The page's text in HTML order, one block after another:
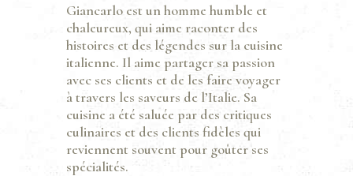
Giancarlo est un homme humble et
chaleureux, qui aime raconter des
histoires et des légendes sur la cuisine
italienne. Il aime partager sa passion
avec ses clients et de les faire voyager
à travers les saveurs de l’Italie. Sa
cuisine a été saluée par des critiques
culinaires et des clients fidèles qui
reviennent souvent pour goûter ses
spécialités.